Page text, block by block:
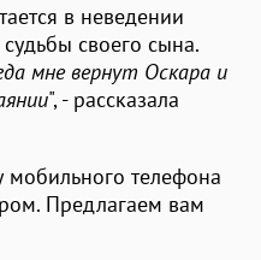
в неведении
своего сына.
мне вернут Оскара и
", - рассказала
телефона
Предлагаем вам